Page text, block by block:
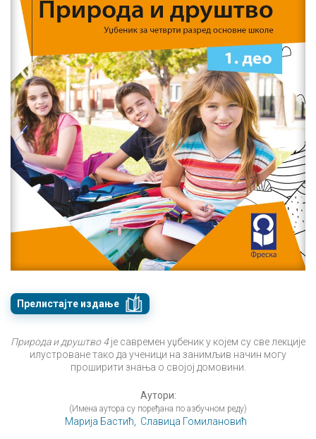
Прелистајте издање
Природа и друштво 4је савремен уџбеник у којем су све лекције
илустроване тако да ученици на занимљив начин могу
проширити знања о својој домовини.
Аутори:
(Имена аутора су поређана по азбучном реду)
Марија Бастић, Славица Гомилановић